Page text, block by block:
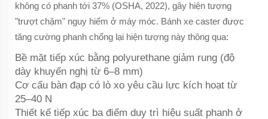
không có phanh tới 37% (OSHA, 2022), gây hiện tượng
"trượt chậm" nguy hiểm ở máy móc. Bánh xe caster được
tăng cường phanh chống lại hiện tượng này thông qua:
Bề mặt tiếp xúc bằng polyurethane giảm rung (độ
dày khuyến nghị từ 6–8 mm)
Cơ cấu bàn đạp có lò xo yêu cầu lực kích hoạt từ
25–40 N
Thiết kế tiếp xúc ba điểm duy trì hiệu suất phanh ở